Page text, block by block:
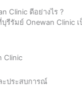
Clinic ดีอย่างไร ?
รัมย์ Onewan Clinic เ
Clinic
ะประสบการณ์